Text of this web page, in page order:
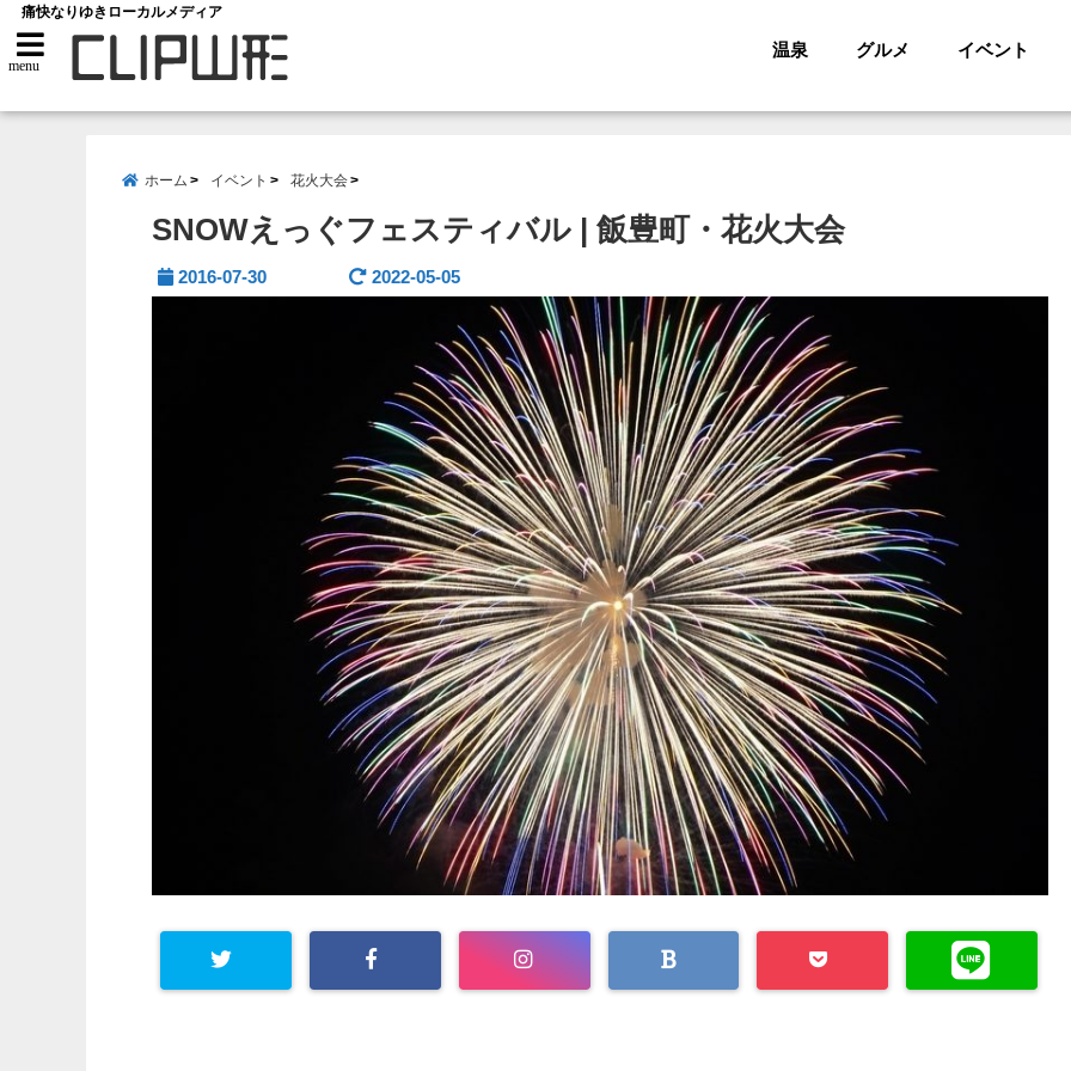
痛快なりゆきローカルメディア
menu
温泉 グルメ イベント
ホーム イベント 花火大会
SNOWえっぐフェスティバル | 飯豊町・花火大会
2016-07-30 2022-05-05